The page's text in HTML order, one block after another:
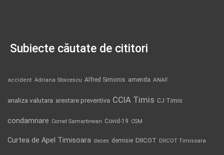
Subiecte căutate de cititori
accident Adriana Stoicescu Alfred Simonis amenda ANAF
analiza valutara arestare preventiva CCIA Timis CJ Timis
condamnare Cornel Samartinean Covid-19 CSM
Curtea de Apel Timisoara deces demisie DIICOT DIICOT Timisoara